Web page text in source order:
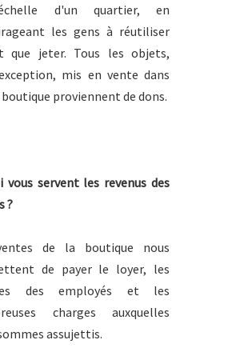
d'un quartier, en
les gens à réutiliser
que jeter. Tous les objets,
mis en vente dans
proviennent de dons.
vous servent les revenus des
?
de la boutique nous
de payer le loyer, les
des employés et les
charges auxquelles
assujettis.